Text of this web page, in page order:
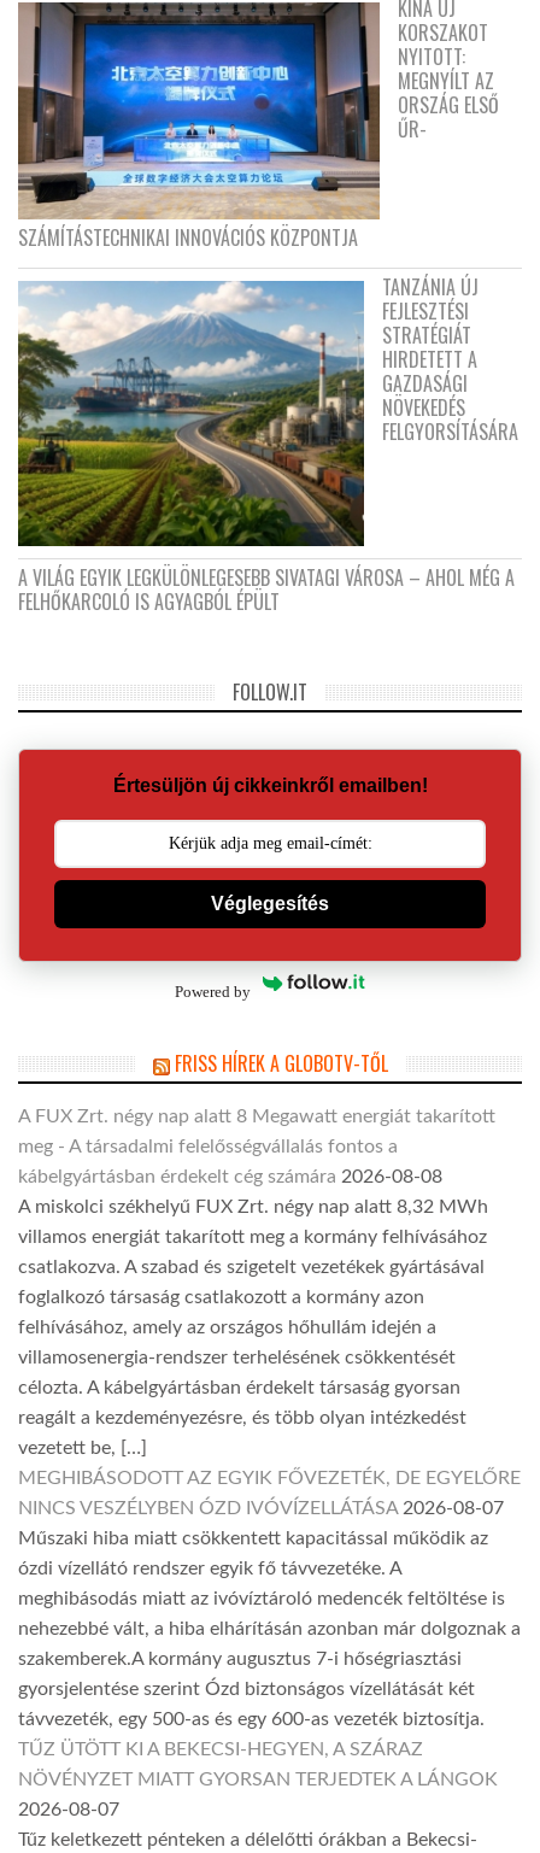
KÍNA ÚJ
KORSZAKOT
NYITOTT:
MEGNYÍLT AZ
ORSZÁG ELSŐ
ŰR-
SZÁMÍTÁSTECHNIKAI INNOVÁCIÓS KÖZPONTJA
TANZÁNIA ÚJ
FEJLESZTÉSI
STRATÉGIÁT
HIRDETETT A
GAZDASÁGI
NÖVEKEDÉS
FELGYORSÍTÁSÁRA
A VILÁG EGYIK LEGKÜLÖNLEGESEBB SIVATAGI VÁROSA – AHOL MÉG A
FELHŐKARCOLÓ IS AGYAGBÓL ÉPÜLT
FOLLOW.IT
Értesüljön új cikkeinkről emailben!
Véglegesítés
Powered by
FRISS HÍREK A GLOBOTV-TŐL
A FUX Zrt. négy nap alatt 8 Megawatt energiát takarított
meg - A társadalmi felelősségvállalás fontos a
kábelgyártásban érdekelt cég számára 2026-08-08
A miskolci székhelyű FUX Zrt. négy nap alatt 8,32 MWh
villamos energiát takarított meg a kormány felhívásához
csatlakozva. A szabad és szigetelt vezetékek gyártásával
foglalkozó társaság csatlakozott a kormány azon
felhívásához, amely az országos hőhullám idején a
villamosenergia-rendszer terhelésének csökkentését
célozta. A kábelgyártásban érdekelt társaság gyorsan
reagált a kezdeményezésre, és több olyan intézkedést
vezetett be, […]
MEGHIBÁSODOTT AZ EGYIK FŐVEZETÉK, DE EGYELŐRE
NINCS VESZÉLYBEN ÓZD IVÓVÍZELLÁTÁSA 2026-08-07
Műszaki hiba miatt csökkentett kapacitással működik az
ózdi vízellátó rendszer egyik fő távvezetéke. A
meghibásodás miatt az ivóvíztároló medencék feltöltése is
nehezebbé vált, a hiba elhárításán azonban már dolgoznak a
szakemberek.A kormány augusztus 7-i hőségriasztási
gyorsjelentése szerint Ózd biztonságos vízellátását két
távvezeték, egy 500-as és egy 600-as vezeték biztosítja.
TŰZ ÜTÖTT KI A BEKECSI-HEGYEN, A SZÁRAZ
NÖVÉNYZET MIATT GYORSAN TERJEDTEK A LÁNGOK
2026-08-07
Tűz keletkezett pénteken a délelőtti órákban a Bekecsi-